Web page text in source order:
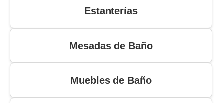
Estanterías
Mesadas de Baño
Muebles de Baño